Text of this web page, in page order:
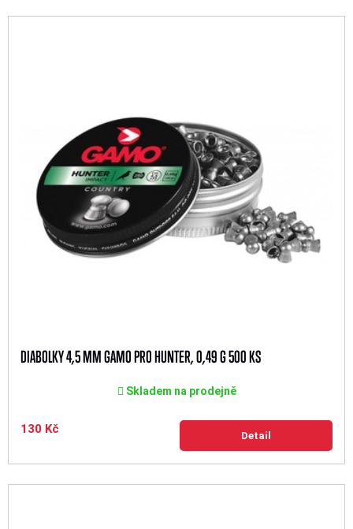
DIABOLKY 4,5 MM GAMO PRO HUNTER, 0,49 G 500 KS
Skladem na prodejně
130 Kč Detail